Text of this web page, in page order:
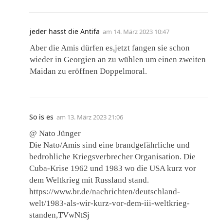
jeder hasst die Antifa am 14. März 2023 10:47
Aber die Amis dürfen es,jetzt fangen sie schon
wieder in Georgien an zu wühlen um einen zweiten
Maidan zu eröffnen Doppelmoral.
So is es am 13. März 2023 21:06
@ Nato Jünger
Die Nato/Amis sind eine brandgefährliche und
bedrohliche Kriegsverbrecher Organisation. Die
Cuba-Krise 1962 und 1983 wo die USA kurz vor
dem Weltkrieg mit Russland stand.
https://www.br.de/nachrichten/deutschland-
welt/1983-als-wir-kurz-vor-dem-iii-weltkrieg-
standen,TVwNtSj